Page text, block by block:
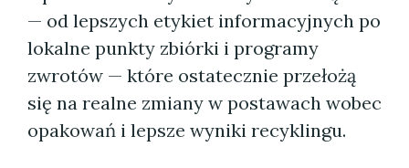
— od lepszych etykiet informacyjnych po
lokalne punkty zbiórki i programy
zwrotów — które ostatecznie przełożą
się na realne zmiany w postawach wobec
opakowań i lepsze wyniki recyklingu.